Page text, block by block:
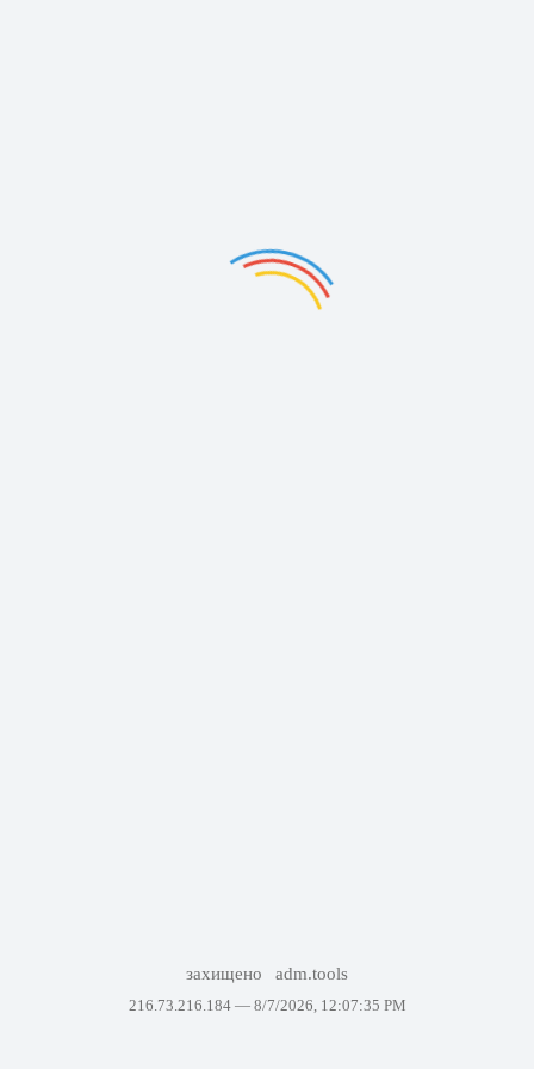
захищено adm.tools
216.73.216.184 — 8/7/2026, 12:07:35 PM